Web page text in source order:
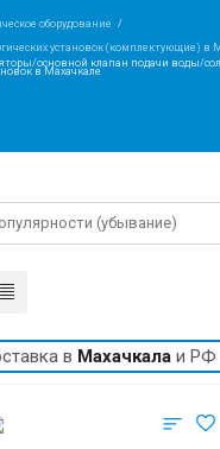
оборудование
установок (комплектующие) в
основной клапан подачи воды/
в Махачкале
в Махачкала и РФ